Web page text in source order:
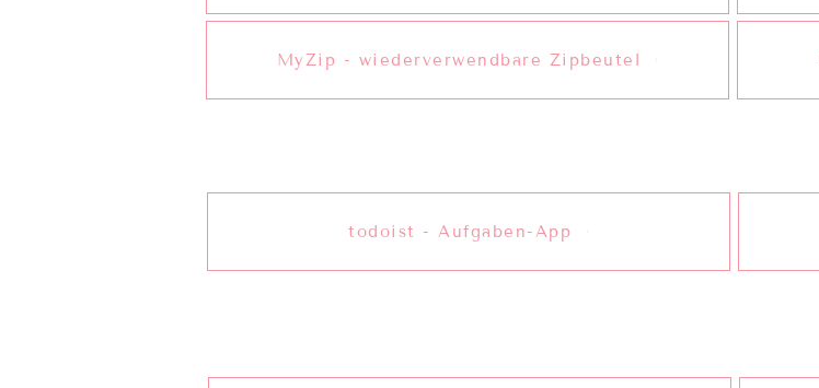
MyZip - wiederverwendbare Zipbeutel
todoist - Aufgaben-App